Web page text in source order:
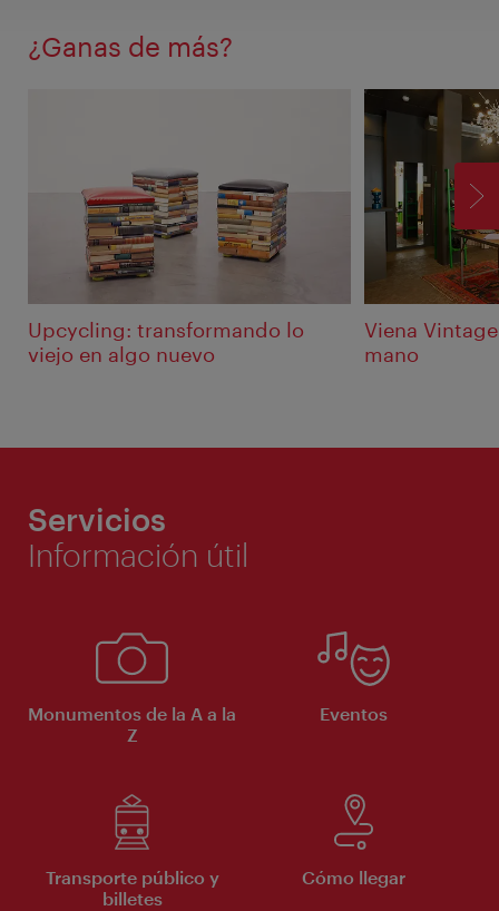
¿Ganas de más?
Upcycling: transformando lo
viejo en algo nuevo
Viena
mano
Servicios
Información útil
Monumentos de la A a la
Z
Eventos
Transporte público y
billetes
Cómo llegar